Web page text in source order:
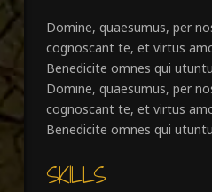
Domine, quaesumus, per
cognoscant te, et virtus
Benedicite omnes qui
Domine, quaesumus, per
cognoscant te, et virtus
Benedicite omnes qui
SKILLS